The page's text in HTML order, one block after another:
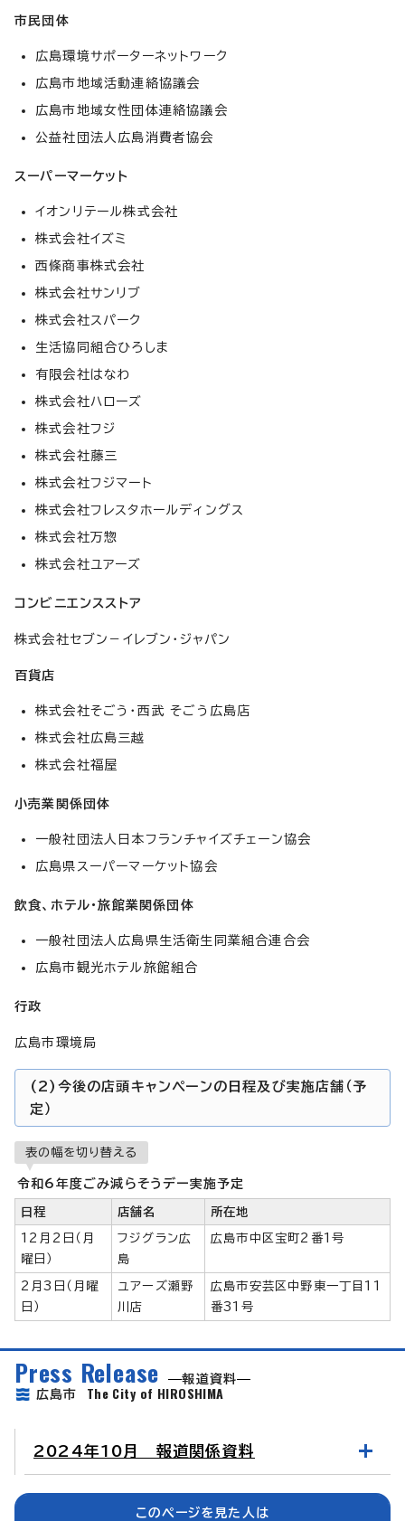
市民団体
広島環境サポーターネットワーク
広島市地域活動連絡協議会
広島市地域女性団体連絡協議会
公益社団法人広島消費者協会
スーパーマーケット
イオンリテール株式会社
株式会社イズミ
西條商事株式会社
株式会社サンリブ
株式会社スパーク
生活協同組合ひろしま
有限会社はなわ
株式会社ハローズ
株式会社フジ
株式会社藤三
株式会社フジマート
株式会社フレスタホールディングス
株式会社万惣
株式会社ユアーズ
コンビニエンスストア
株式会社セブン－イレブン・ジャパン
百貨店
株式会社そごう・西武 そごう広島店
株式会社広島三越
株式会社福屋
小売業関係団体
一般社団法人日本フランチャイズチェーン協会
広島県スーパーマーケット協会
飲食、ホテル・旅館業関係団体
一般社団法人広島県生活衛生同業組合連合会
広島市観光ホテル旅館組合
行政
広島市環境局
(2)今後の店頭キャンペーンの日程及び実施店舗（予
定）
表の幅を切り替える
令和6年度ごみ減らそうデー実施予定
日程 店舗名 所在地
12月2日（月
曜日）
フジグラン広
島
広島市中区宝町2番1号
2月3日（月曜
日）
ユアーズ瀬野
川店
広島市安芸区中野東一丁目11
番31号
Press Release
報道資料
広島市 The City of HIROSHIMA
2024年10月 報道関係資料
このページを見た人は